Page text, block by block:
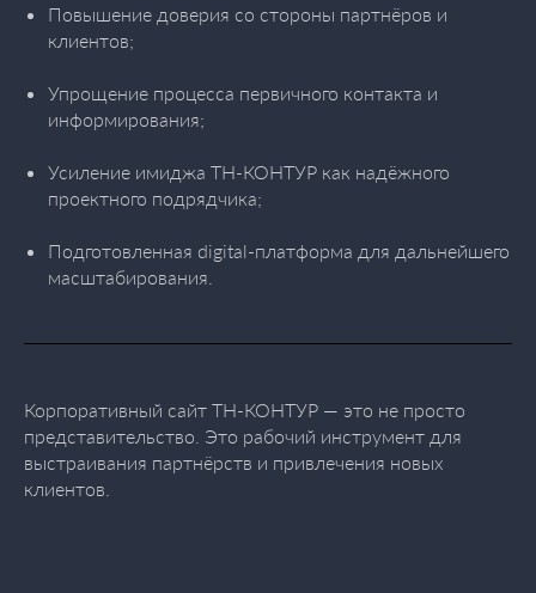
Повышение доверия со стороны партнёров и
клиентов;
Упрощение процесса первичного контакта и
информирования;
Усиление имиджа ТН-КОНТУР как надёжного
проектного подрядчика;
Подготовленная digital-платформа для дальнейшего
масштабирования.
Корпоративный сайт ТН-КОНТУР — это не просто
представительство. Это рабочий инструмент для
выстраивания партнёрств и привлечения новых
клиентов.